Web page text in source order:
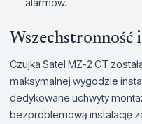
Wszechstronność
Czujka Satel MZ-2 CT
maksymalnej wygodzie
dedykowane uchwyty
bezproblemową instalację